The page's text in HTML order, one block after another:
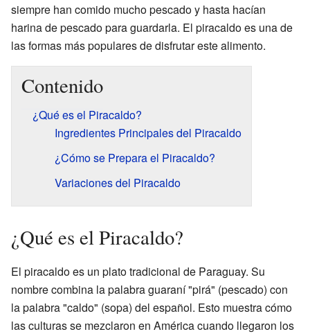
siempre han comido mucho pescado y hasta hacían
harina de pescado para guardarla. El piracaldo es una de
las formas más populares de disfrutar este alimento.
Contenido
¿Qué es el Piracaldo?
Ingredientes Principales del Piracaldo
¿Cómo se Prepara el Piracaldo?
Variaciones del Piracaldo
¿Qué es el Piracaldo?
El piracaldo es un plato tradicional de Paraguay. Su
nombre combina la palabra guaraní "pirá" (pescado) con
la palabra "caldo" (sopa) del español. Esto muestra cómo
las culturas se mezclaron en América cuando llegaron los